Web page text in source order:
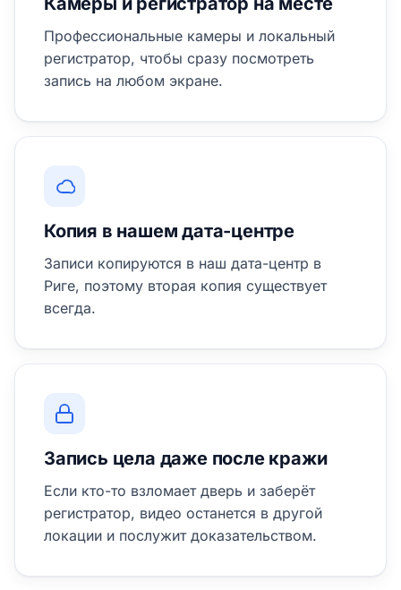
Профессиональные камеры и локальный
регистратор, чтобы сразу посмотреть
запись на любом экране.
Копия в нашем дата-центре
Записи копируются в наш дата-центр в
Риге, поэтому вторая копия существует
всегда.
Запись цела даже после кражи
Если кто-то взломает дверь и заберёт
регистратор, видео останется в другой
локации и послужит доказательством.